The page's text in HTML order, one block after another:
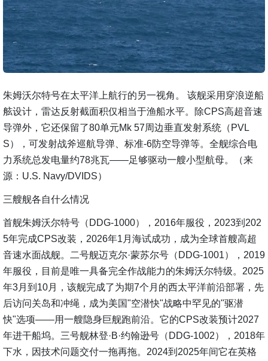
朱姆沃尔特号在太平洋上航行的另一视角。 该舰采用穿浪逆船
舷设计，雷达反射截面积仅相当于渔船水平。除CPS高超音速
导弹外，它还保留了80单元Mk 57周边垂直发射系统（PVL
S），可发射战斧巡航导弹、标准-6防空导弹等。全舰综合电
力系统总发电量约78兆瓦——足够驱动一艘小型航母。（来
源：U.S. Navy/DVIDS）
三艘舰各自什么情况
首舰朱姆沃尔特号（DDG-1000），2016年服役，2023到202
5年完成CPS改装，2026年1月海试成功，成为全球首艘高超
音速水面战舰。二号舰迈克尔·蒙苏尔号（DDG-1001），2019
年服役，目前是唯一具备完全作战能力的朱姆沃尔特级。2025
年3月到10月，该舰完成了为期7个月的西太平洋前沿部署，先
后访问关岛和冲绳，成为美国"空潜快"战略中罕见的"驱潜
快"选项——用一艘隐身巨舰跑前沿。它的CPS改装预计2027
年进干船坞。三号舰林登·B·约翰逊号（DDG-1002），2018年
下水，因技术问题交付一拖再拖。2024到2025年间它在英格